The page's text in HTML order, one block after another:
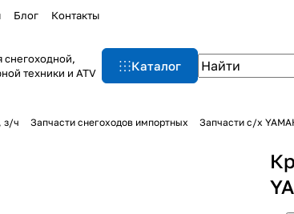
Блог Контакты
снегоходной,
техники и ATV
Каталог
з/ч Запчасти снегоходов импортных Запчасти с/х